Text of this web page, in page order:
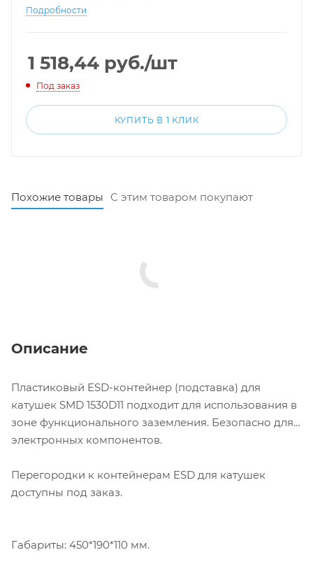
Подробности
1 518,44 руб./шт
Под заказ
КУПИТЬ В 1 КЛИК
Похожие товары С этим товаром покупают
Описание
Пластиковый ESD-контейнер (подставка) для
катушек SMD 1530D11 подходит для использования в
зоне функционального заземления. Безопасно для
электронных компонентов.
Перегородки к контейнерам ESD для катушек
доступны под заказ.
Габариты: 450*190*110 мм.